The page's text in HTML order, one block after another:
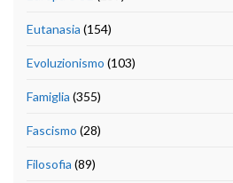
Eutanasia (154)
Evoluzionismo (103)
Famiglia (355)
Fascismo (28)
Filosofia (89)